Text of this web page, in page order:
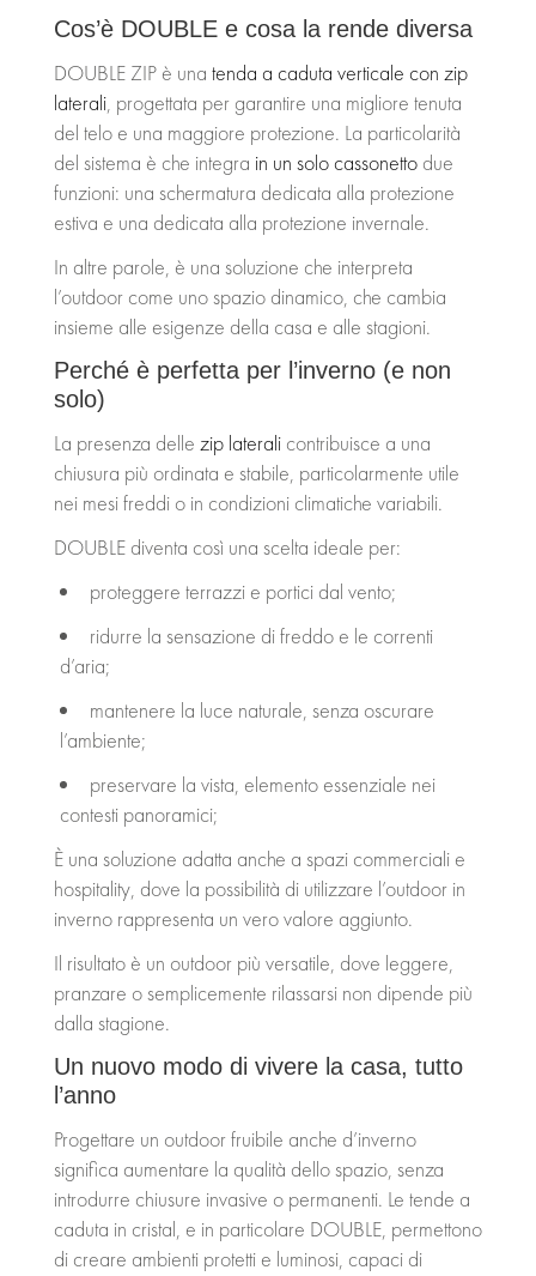
Cos’è DOUBLE e cosa la rende diversa
DOUBLE ZIP è una tenda a caduta verticale con zip
laterali, progettata per garantire una migliore tenuta
del telo e una maggiore protezione. La particolarità
del sistema è che integra in un solo cassonetto due
funzioni: una schermatura dedicata alla protezione
estiva e una dedicata alla protezione invernale.
In altre parole, è una soluzione che interpreta
l’outdoor come uno spazio dinamico, che cambia
insieme alle esigenze della casa e alle stagioni.
Perché è perfetta per l’inverno (e non
solo)
La presenza delle zip laterali contribuisce a una
chiusura più ordinata e stabile, particolarmente utile
nei mesi freddi o in condizioni climatiche variabili.
DOUBLE diventa così una scelta ideale per:
proteggere terrazzi e portici dal vento;
ridurre la sensazione di freddo e le correnti
d’aria;
mantenere la luce naturale, senza oscurare
l’ambiente;
preservare la vista, elemento essenziale nei
contesti panoramici;
È una soluzione adatta anche a spazi commerciali e
hospitality, dove la possibilità di utilizzare l’outdoor in
inverno rappresenta un vero valore aggiunto.
Il risultato è un outdoor più versatile, dove leggere,
pranzare o semplicemente rilassarsi non dipende più
dalla stagione.
Un nuovo modo di vivere la casa, tutto
l’anno
Progettare un outdoor fruibile anche d’inverno
significa aumentare la qualità dello spazio, senza
introdurre chiusure invasive o permanenti. Le tende a
caduta in cristal, e in particolare DOUBLE, permettono
di creare ambienti protetti e luminosi, capaci di